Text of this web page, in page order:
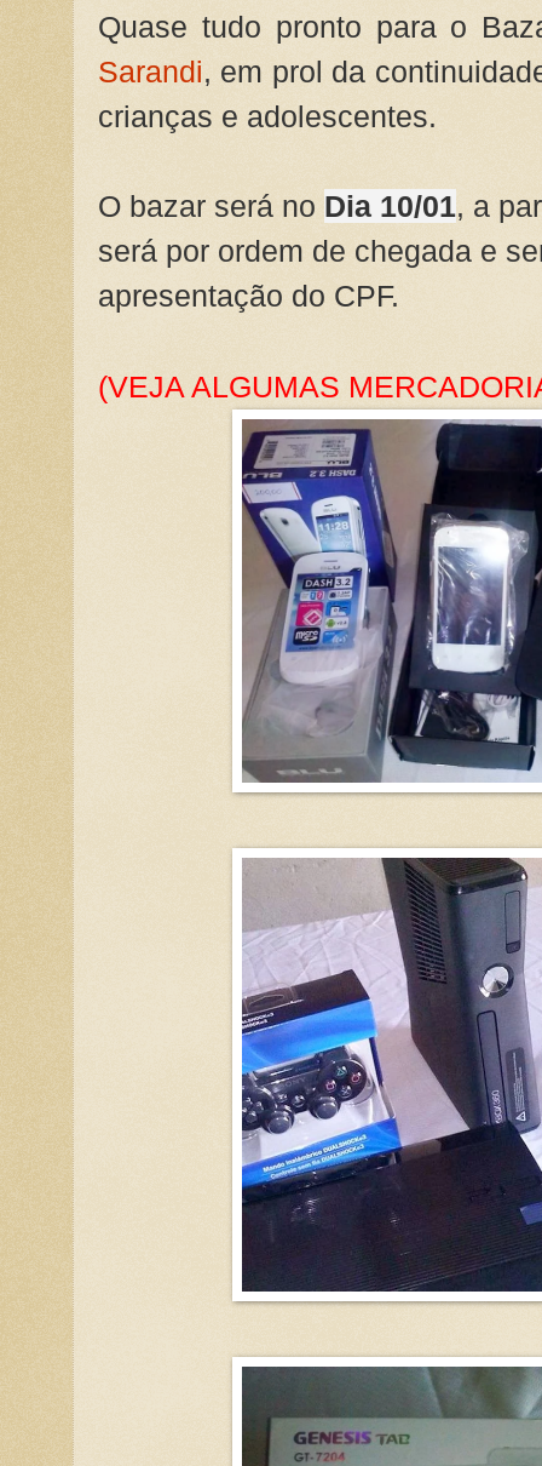
Quase tudo pronto para o
Sarandi, em prol da
crianças e adolescentes.
O bazar será no Dia 10/01, a
será por ordem de chegada e
apresentação do CPF.
(VEJA ALGUMAS